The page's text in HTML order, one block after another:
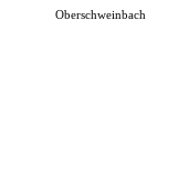
Oberschweinbach